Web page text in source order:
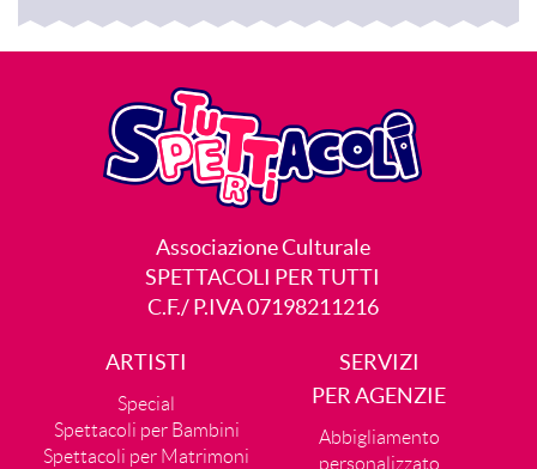
Associazione Culturale
SPETTACOLI PER TUTTI
C.F./ P.IVA 07198211216
ARTISTI
Special
Spettacoli per Bambini
Spettacoli per Matrimoni
SERVIZI
PER AGENZIE
Abbigliamento
personalizzato